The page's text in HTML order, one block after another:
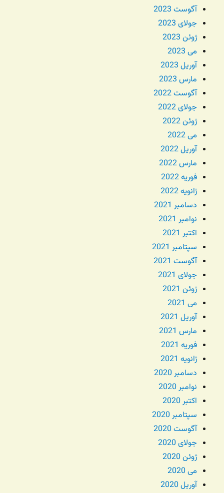
آگوست 2023
جولای 2023
ژوئن 2023
می 2023
آوریل 2023
مارس 2023
آگوست 2022
جولای 2022
ژوئن 2022
می 2022
آوریل 2022
مارس 2022
فوریه 2022
ژانویه 2022
دسامبر 2021
نوامبر 2021
اکتبر 2021
سپتامبر 2021
آگوست 2021
جولای 2021
ژوئن 2021
می 2021
آوریل 2021
مارس 2021
فوریه 2021
ژانویه 2021
دسامبر 2020
نوامبر 2020
اکتبر 2020
سپتامبر 2020
آگوست 2020
جولای 2020
ژوئن 2020
می 2020
آوریل 2020